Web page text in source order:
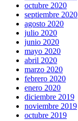
octubre 2020
septiembre 2020
agosto 2020
julio 2020
junio 2020
mayo 2020
abril 2020
marzo 2020
febrero 2020
enero 2020
diciembre 2019
noviembre 2019
octubre 2019